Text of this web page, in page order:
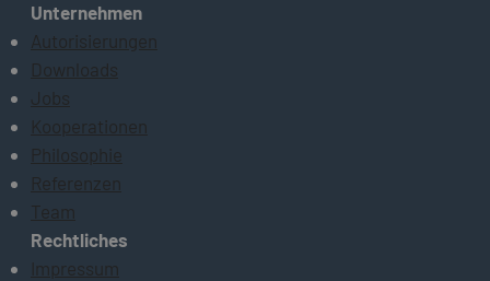
Unternehmen
Autorisierungen
Downloads
Jobs
Kooperationen
Philosophie
Referenzen
Team
Rechtliches
Impressum